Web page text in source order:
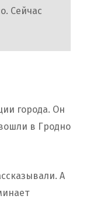
Сейчас
города. Он
в Гродно
А